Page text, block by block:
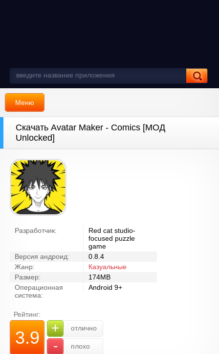
Меню
Скачать Avatar Maker - Comics [МОД
Unlocked]
Разработчик:
Red cat studio-
focused puzzle
game
Версия андроид:
0.8.4
Жанр:
Казуальные
Размер:
174MB
Операционная
система:
Android 9+
Рейтинг:
3.9 + отлично
-
плохо